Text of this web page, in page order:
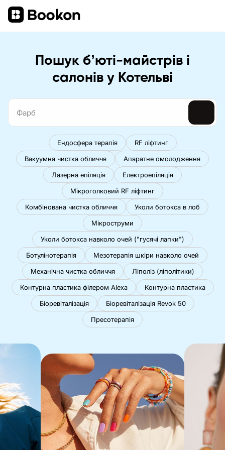
Пошук бʼюті-майстрів і
салонів у Котельві
Ендосфера терапія
RF ліфтинг
Вакуумна чистка обличчя
Апаратне омолодження
Лазерна епіляція
Електроепіляція
Мікроголковий RF ліфтинг
Комбінована чистка обличчя
Уколи ботокса в лоб
Мікроструми
Уколи ботокса навколо очей ("гусячі лапки")
Ботулінотерапія
Мезотерапія шкіри навколо очей
Механічна чистка обличчя
Ліполіз (ліполітики)
Контурна пластика філером Alexa
Контурна пластика
Біоревіталізація
Біоревіталізація Revok 50
Пресотерапія